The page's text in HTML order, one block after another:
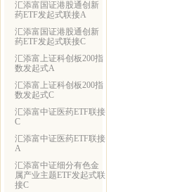
汇添富国证港股通创新
药ETF发起式联接A
汇添富国证港股通创新
药ETF发起式联接C
汇添富上证科创板200指
数发起式A
汇添富上证科创板200指
数发起式C
汇添富中证医药ETF联接
C
汇添富中证医药ETF联接
A
汇添富中证细分有色金
属产业主题ETF发起式联
接C